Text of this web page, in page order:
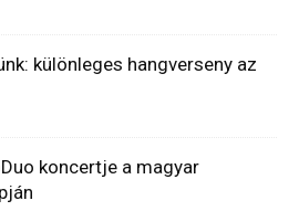
különleges hangverseny az
koncertje a magyar